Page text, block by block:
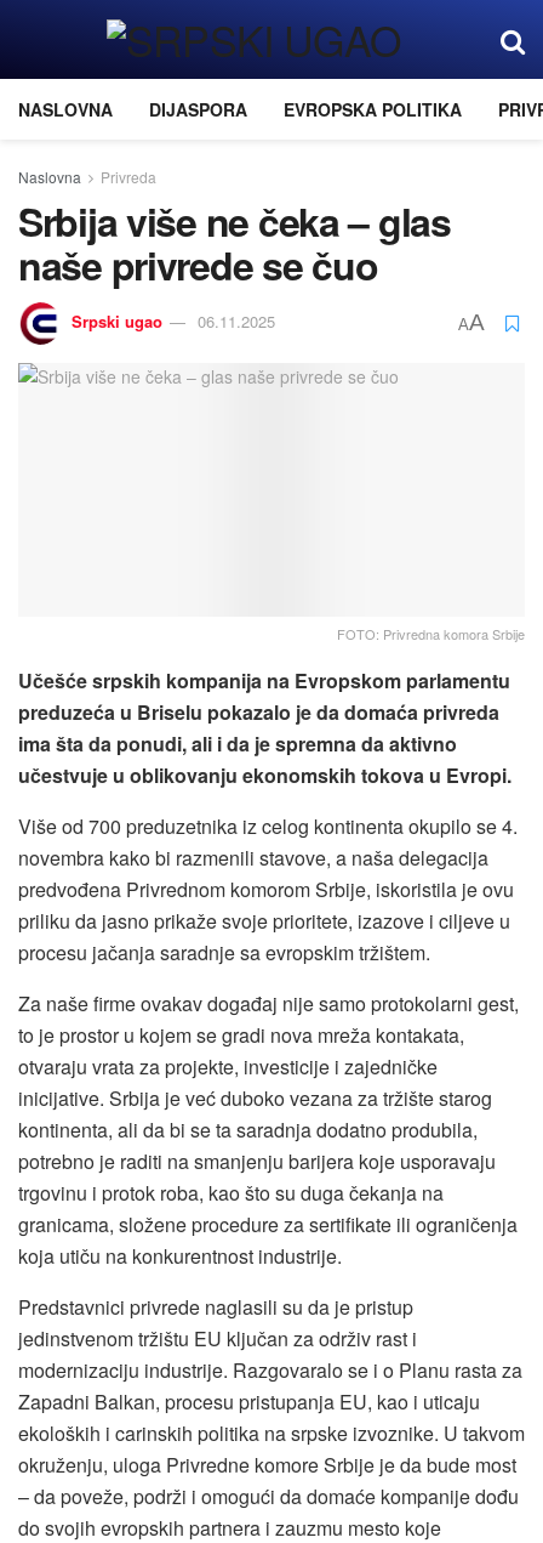
NASLOVNA DIJASPORA EVROPSKA POLITIKA
Naslovna Privreda
Srbija više ne čeka – glas
naše privrede se čuo
Srpski ugao 06.11.2025 AA
FOTO: Privredna komora Srbije
Učešće srpskih kompanija na Evropskom parlamentu
preduzeća u Briselu pokazalo je da domaća privreda
ima šta da ponudi, ali i da je spremna da aktivno
učestvuje u oblikovanju ekonomskih tokova u Evropi.
Više od 700 preduzetnika iz celog kontinenta okupilo se 4.
novembra kako bi razmenili stavove, a naša delegacija
predvođena Privrednom komorom Srbije, iskoristila je ovu
priliku da jasno prikaže svoje prioritete, izazove i ciljeve u
procesu jačanja saradnje sa evropskim tržištem.
Za naše firme ovakav događaj nije samo protokolarni gest,
to je prostor u kojem se gradi nova mreža kontakata,
otvaraju vrata za projekte, investicije i zajedničke
inicijative. Srbija je već duboko vezana za tržište starog
kontinenta, ali da bi se ta saradnja dodatno produbila,
potrebno je raditi na smanjenju barijera koje usporavaju
trgovinu i protok roba, kao što su duga čekanja na
granicama, složene procedure za sertifikate ili ograničenja
koja utiču na konkurentnost industrije.
Predstavnici privrede naglasili su da je pristup
jedinstvenom tržištu EU ključan za održiv rast i
modernizaciju industrije. Razgovaralo se i o Planu rasta za
Zapadni Balkan, procesu pristupanja EU, kao i uticaju
ekoloških i carinskih politika na srpske izvoznike. U takvom
okruženju, uloga Privredne komore Srbije je da bude most
– da poveže, podrži i omogući da domaće kompanije dođu
do svojih evropskih partnera i zauzmu mesto koje